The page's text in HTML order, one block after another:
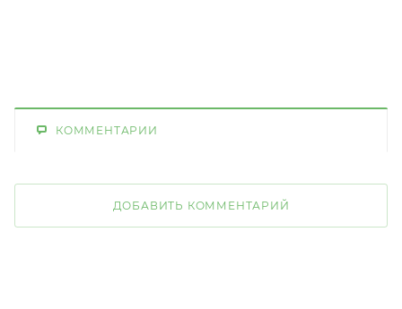
КОММЕНТАРИИ
ДОБАВИТЬ КОММЕНТАРИЙ